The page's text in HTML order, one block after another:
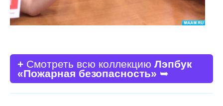
+ Смотреть всю коллекцию Лэпбук
«Пожарная безопасность» ➥